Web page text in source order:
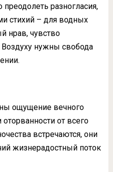
разногласия,
стихий – для водных
нрав, чувство
Воздуху нужны свобода
ощущение вечного
от всего
встречаются, они
жизнерадостный поток